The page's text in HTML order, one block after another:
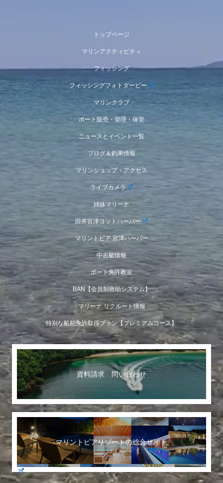
トップページ
マリンアクティビティ
フィッシング
フィッシングフォトダービー
マリンクラブ
ボート販売・管理・保管
ニュースとイベント一覧
ブログ＆釣果情報
マリンショップ・アクセス
ライブカメラ
姉妹マリーナ
田井宮津ヨットハーバー
マリントピア 宮津ハーバー
中古艇情報
ボート免許教室
BAN【会員制救助システム】
マリーナ リクルート情報
特別な船舶免許取得プラン【プレミアムコース】
資料請求 問い合わせ
マリントピアリゾートの総合サイト